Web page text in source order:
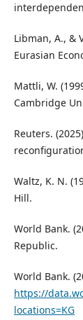
Libman, A., &
Eurasian
Mattli, W.
Cambridge
Reuters.
Waltz, K. N.
Hill.
World Bank.
Republic.
World Bank.
https://
locations=KG